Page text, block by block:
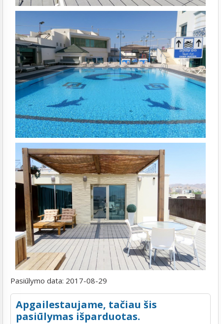
Pasiūlymo data: 2017-08-29
Apgailestaujame, tačiau šis
pasiūlymas išparduotas.